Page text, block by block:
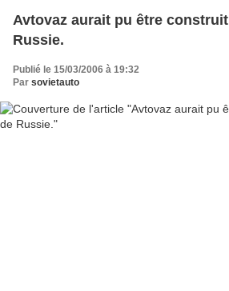
Avtovaz aurait pu être
Russie.
Publié le 15/03/2006 à 19:32
Par sovietauto